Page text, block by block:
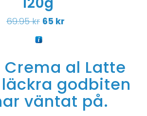
69.95kr 65 kr
al Latte
godbiten
väntat på.